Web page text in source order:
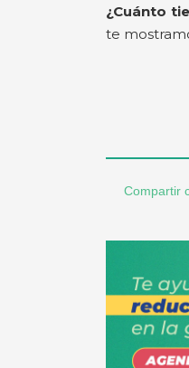
¿Cuánto
te
Compartir